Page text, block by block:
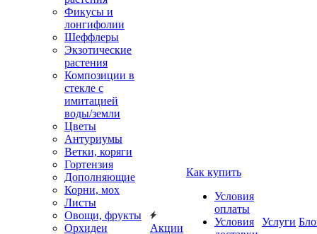
Фикусы и
лонгифолии
Шеффлеры
Экзотические
растения
Композиции в
стекле с
имитацией
воды/земли
Цветы
Антуриумы
Ветки, коряги
Гортензия
Дополняющие
Корни, мох
Листы
Овощи, фрукты
Орхидеи
Акции
Как купить
Условия
оплаты
Условия
Услуги